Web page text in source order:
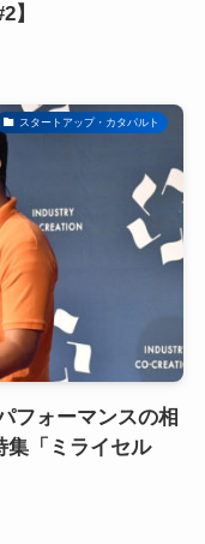
】
スタートアップ・カタパルト
フォーマンスの相
集「ミライセル